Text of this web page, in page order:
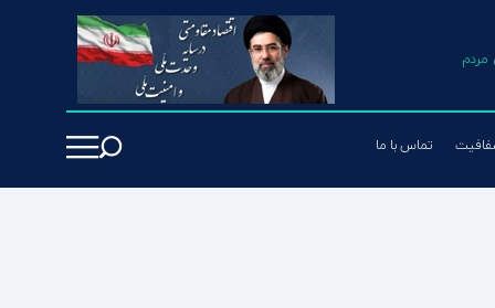
تماس با ما